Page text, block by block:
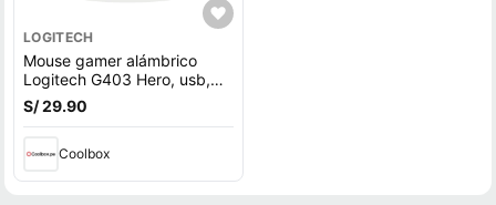
LOGITECH
Mouse gamer alámbrico
Logitech G403 Hero, usb,
25600 dpi, 6 botones, luces
RGB
S/ 29.90
Coolbox